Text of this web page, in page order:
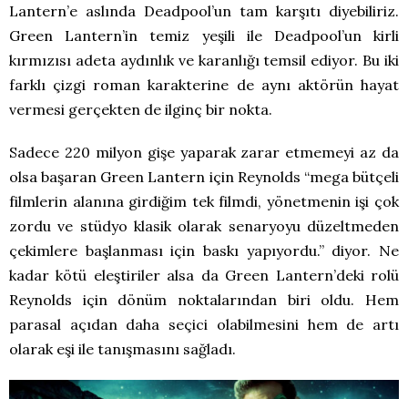
Lantern’e aslında Deadpool’un tam karşıtı diyebiliriz.
Green Lantern’in temiz yeşili ile Deadpool’un kirli
kırmızısı adeta aydınlık ve karanlığı temsil ediyor. Bu iki
farklı çizgi roman karakterine de aynı aktörün hayat
vermesi gerçekten de ilginç bir nokta.
Sadece 220 milyon gişe yaparak zarar etmemeyi az da
olsa başaran Green Lantern için Reynolds “mega bütçeli
filmlerin alanına girdiğim tek filmdi, yönetmenin işi çok
zordu ve stüdyo klasik olarak senaryoyu düzeltmeden
çekimlere başlanması için baskı yapıyordu.” diyor. Ne
kadar kötü eleştiriler alsa da Green Lantern’deki rolü
Reynolds için dönüm noktalarından biri oldu. Hem
parasal açıdan daha seçici olabilmesini hem de artı
olarak eşi ile tanışmasını sağladı.